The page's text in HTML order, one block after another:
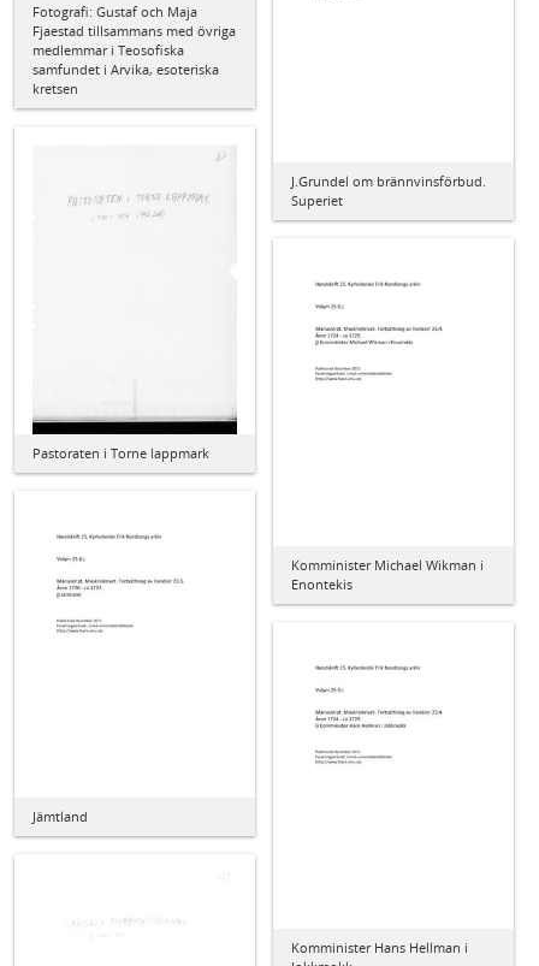
Fotografi: Gustaf och Maja
Fjaestad tillsammans med övriga
medlemmar i Teosofiska
samfundet i Arvika, esoteriska
kretsen
J.Grundel om brännvinsförbud.
Superiet
Pastoraten i Torne lappmark
Komminister Michael Wikman i
Enontekis
Jämtland
Komminister Hans Hellman i